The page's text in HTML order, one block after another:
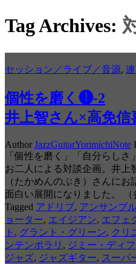
Tag Archives:
セッション／ライブ／音源,
個性を磨く❶-2
井上智さん×高免信
Author JazzGuitarYorimichiNote
「個性を磨く」「自分らし
お二人による対談企画。井上
（たかめんのぶき）さんに
面白い展開になりました。
Tagged アドリブ, アンサンブ
ョーター, エイジアン, エフェ
ト , グラント・グリーン, クリ
ンテンポラリ , ジミー・ディ
ジャズ, ジャズギター, スーパ